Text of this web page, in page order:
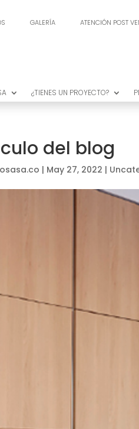
GALERÍA ATENCIÓN POST
¿TIENES UN PROYECTO?
GALERÍA ATENCIÓN POST
¿TIENES UN PROYECTO?
del blog
| May 27, 2022 |